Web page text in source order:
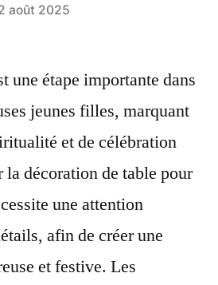
août 2025
une étape importante dans
jeunes filles, marquant
et de célébration
décoration de table pour
une attention
afin de créer une
et festive. Les